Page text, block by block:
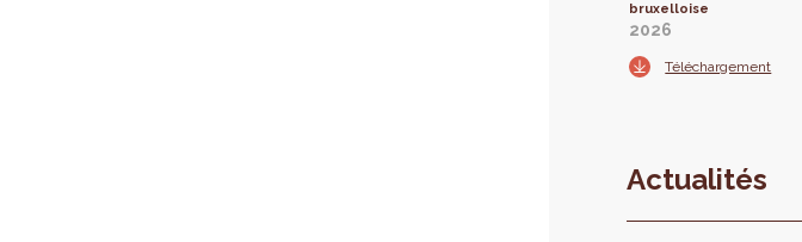
bruxelloise
2026
Téléchargement
Actualités